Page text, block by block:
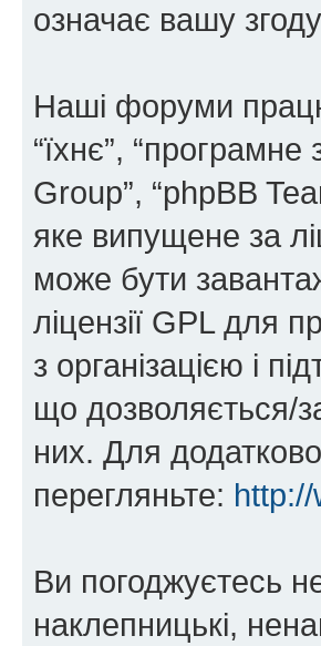
означає вашу
Наші форуми
“їхнє”,
Group”, “phpBB
яке випущене за
може бути
ліцензії GPL для
з організацією і
що дозволяється/
них. Для
перегляньте:
Ви погоджуєтесь
наклепницькі,